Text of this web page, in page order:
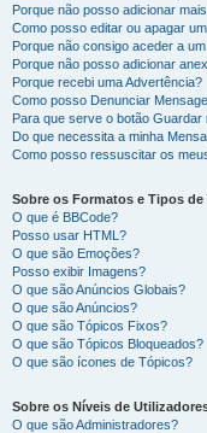
Porque não posso adicionar
Como posso editar ou apagar
Porque não consigo aceder a
Porque não posso adicionar
Porque recebi uma Advertência?
Como posso Denunciar
Para que serve o botão Guardar
Do que necessita a minha
Como posso ressuscitar os
Sobre os Formatos e Tipos
O que é BBCode?
Posso usar HTML?
O que são Emoções?
Posso exibir Imagens?
O que são Anúncios Globais?
O que são Anúncios?
O que são Tópicos Fixos?
O que são Tópicos Bloqueados?
O que são ícones de Tópicos?
Sobre os Níveis de
O que são Administradores?